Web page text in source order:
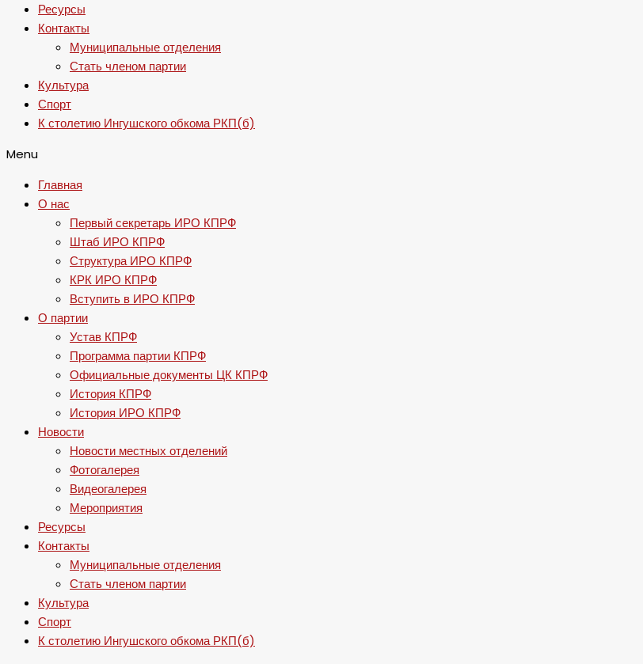
Ресурсы
Контакты
Муниципальные отделения
Стать членом партии
Культура
Спорт
К столетию Ингушского обкома РКП(б)
Menu
Главная
О нас
Первый секретарь ИРО КПРФ
Штаб ИРО КПРФ
Структура ИРО КПРФ
КРК ИРО КПРФ
Вступить в ИРО КПРФ
О партии
Устав КПРФ
Программа партии КПРФ
Официальные документы ЦК КПРФ
История КПРФ
История ИРО КПРФ
Новости
Новости местных отделений
Фотогалерея
Видеогалерея
Мероприятия
Ресурсы
Контакты
Муниципальные отделения
Стать членом партии
Культура
Спорт
К столетию Ингушского обкома РКП(б)